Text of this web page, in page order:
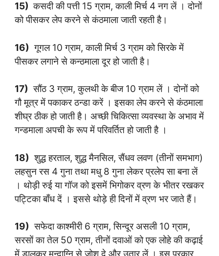
15) कसदी की पत्ती 15 ग्राम, काली मिर्च 4 नग लें । दोनों
को पीसकर लेप करने से कंठमाला जाती रहती है।
16) गूगल 10 ग्राम, काली मिर्च 3 ग्राम को सिरके में
पीसकर लगाने से कन्ठमाला दूर हो जाती है।
17) सौंठ 3 ग्राम, कुलथी के बीज 10 ग्राम लें । दोनों को
गौ मूत्र में पकाकर ठन्डा करें । इसका लेप करने से कंठमाला
शीघ्र ठीक हो जाती है। अच्छी चिकित्सा व्यवस्था के अभाव में
गन्डमाला अपची के रूप में परिवर्तित हो जाती है ।
18) शुद्ध हरताल, शुद्ध मैनसिल, सैंधव लवण (तीनों समभाग)
लहसुन रस 4 गुना तथा मधु 8 गुना लेकर प्रलेप सा बना लें
। थोड़ी रुई या गॉज को इसमें भिगोकर व्रण के भीतर रखकर
पट्टिका बाँध दें । इससे थोड़े ही दिनों में व्रण भर जाते हैं।
19) सफेदा काश्मीरी 6 ग्राम, सिन्दूर असली 10 ग्राम,
सरसों का तेल 50 ग्राम, तीनों दवाओं को एक लोहे की कढ़ाई